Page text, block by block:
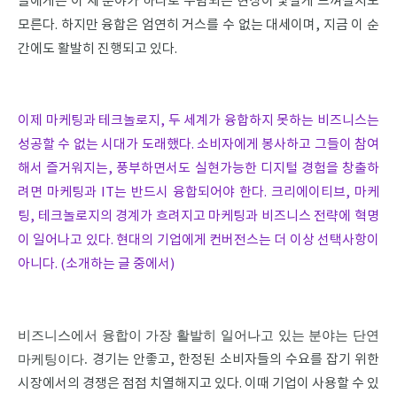
모른다. 하지만 융합은 엄연히 거스를 수 없는 대세이며, 지금 이 순
간에도 활발히 진행되고 있다.
이제 마케팅과 테크놀로지, 두 세계가 융합하지 못하는 비즈니스는
성공할 수 없는 시대가 도래했다. 소비자에게 봉사하고 그들이 참여
해서 즐거워지는, 풍부하면서도 실현가능한 디지털 경험을 창출하
려면 마케팅과 IT는 반드시 융합되어야 한다. 크리에이티브, 마케
팅, 테크놀로지의 경계가 흐려지고 마케팅과 비즈니스 전략에 혁명
이 일어나고 있다. 현대의 기업에게 컨버전스는 더 이상 선택사항이
아니다. (소개하는 글 중에서)
비즈니스에서 융합이 가장 활발히 일어나고 있는 분야는 단연
마케팅이다. 경기는 안좋고, 한정된 소비자들의 수요를 잡기 위한
시장에서의 경쟁은 점점 치열해지고 있다. 이때 기업이 사용할 수 있